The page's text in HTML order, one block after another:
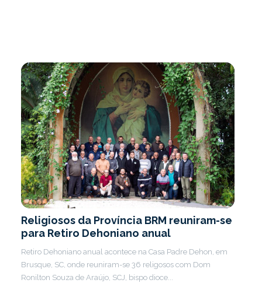
Religiosos da Província BRM reuniram-se
para Retiro Dehoniano anual
Retiro Dehoniano anual acontece na Casa Padre Dehon, em
Brusque, SC, onde reuniram-se 36 religosos com Dom
Ronilton Souza de Araújo, SCJ, bispo dioce...